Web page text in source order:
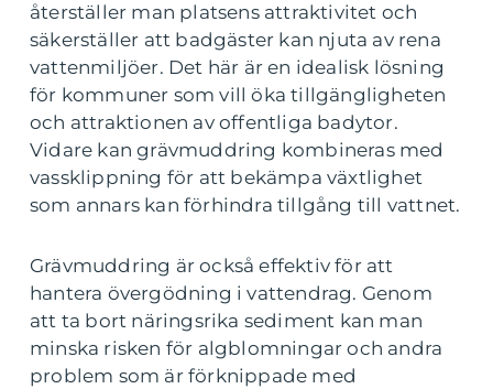
återställer man platsens attraktivitet och
säkerställer att badgäster kan njuta av rena
vattenmiljöer. Det här är en idealisk lösning
för kommuner som vill öka tillgängligheten
och attraktionen av offentliga badytor.
Vidare kan grävmuddring kombineras med
vassklippning för att bekämpa växtlighet
som annars kan förhindra tillgång till vattnet.
Grävmuddring är också effektiv för att
hantera övergödning i vattendrag. Genom
att ta bort näringsrika sediment kan man
minska risken för algblomningar och andra
problem som är förknippade med